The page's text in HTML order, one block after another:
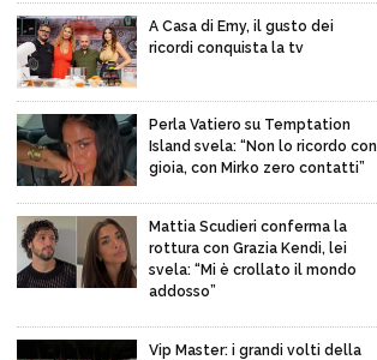
A Casa di Emy, il gusto dei
ricordi conquista la tv
Perla Vatiero su Temptation
Island svela: “Non lo ricordo con
gioia, con Mirko zero contatti”
Mattia Scudieri conferma la
rottura con Grazia Kendi, lei
svela: “Mi è crollato il mondo
addosso”
Vip Master: i grandi volti della